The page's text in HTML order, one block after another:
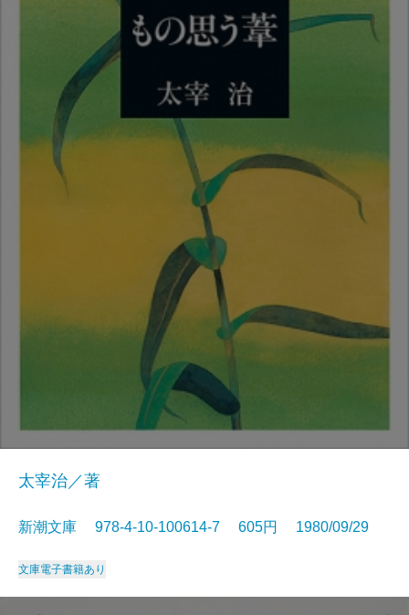
太宰治／著
新潮文庫 978-4-10-100614-7 605円 1980/09/29
文庫電子書籍あり